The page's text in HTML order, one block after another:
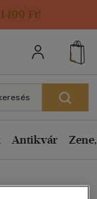
Ft!
Antikvár